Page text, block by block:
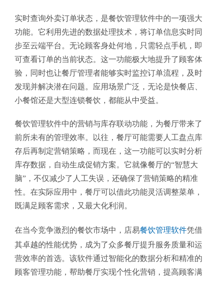
实时查询外卖订单状态，是餐饮管理软件中的一项强大
功能。它利用先进的数据处理技术，将订单信息实时同
步至云端平台。无论顾客身处何地，只需轻点手机，即
可查看订单的当前状态。这一功能极大地提升了顾客体
验，同时也让餐厅管理者能够实时监控订单流程，及时
发现并解决潜在问题。应用场景广泛，无论是快餐店、
小餐馆还是大型连锁餐饮，都能从中受益。
餐饮管理软件中的营销与库存联动功能，为餐厅带来了
前所未有的管理效率。以往，餐厅可能需要人工盘点库
存后再制定营销策略，而现在，这一功能可以实时分析
库存数据，自动生成促销方案。它就像餐厅的“智慧大
脑”，不仅减少了人工失误，还确保了营销策略的精准
性。在实际应用中，餐厅可以借此功能灵活调整菜单，
既满足顾客需求，又最大化利润。
在当今竞争激烈的餐饮市场中，店易餐饮管理软件凭借
其卓越的性能优势，成为了众多餐厅提升服务质量和运
营效率的首选。该软件通过智能化的数据分析和精准的
顾客管理功能，帮助餐厅实现个性化营销，提高顾客满